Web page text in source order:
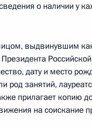
визит в
о наличии у
выдвинувшим
дату и место
род занятий,
прилагает копию
на соискание